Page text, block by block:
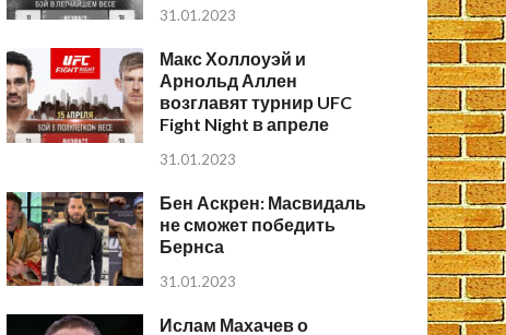
31.01.2023
Макс Холлоуэй и
Арнольд Аллен
возглавят турнир UFC
Fight Night в апреле
31.01.2023
Бен Аскрен: Масвидаль
не сможет победить
Бернса
31.01.2023
Ислам Махачев о